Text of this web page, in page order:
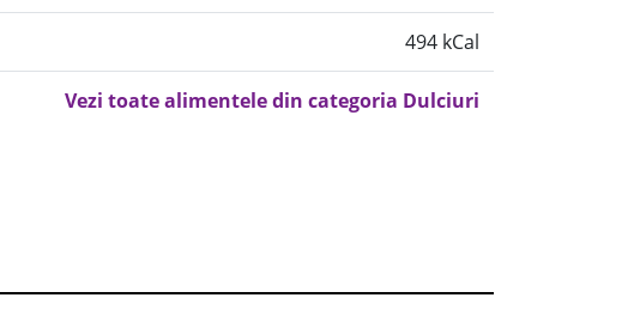
494 kCal
Vezi toate alimentele din categoria Dulciuri